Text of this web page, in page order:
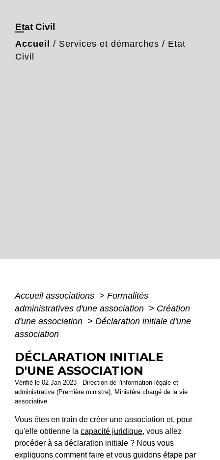
Etat Civil
Accueil / Services et démarches / Etat
Civil
Accueil associations > Formalités
administratives d'une association > Création
d'une association > Déclaration initiale d'une
association
DÉCLARATION INITIALE
D'UNE ASSOCIATION
Vérifié le 02 Jan 2023 - Direction de l'information légale et
administrative (Première ministre), Ministère chargé de la vie
associative
Vous êtes en train de créer une association et, pour
qu'elle obtienne la capacité juridique, vous allez
procéder à sa déclaration initiale ? Nous vous
expliquons comment faire et vous guidons étape par